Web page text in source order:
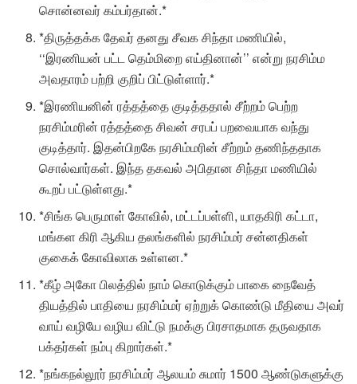
சொன்னவர் கம்பர்தான்.*
*திருத்தக்க தேவர் தனது சீவக சிந்தா மணியில்,
‘‘இரணியன் பட்ட தெம்மிறை எய்தினான்’’ என்று நரசிம்ம
அவதாரம் பற்றி குறிப் பிட்டுள்ளார்.*
*இரணியனின் ரத்தத்தை குடித்ததால் சீற்றம் பெற்ற
நரசிம்மரின் ரத்தத்தை சிவன் சரபப் பறவையாக வந்து
குடித்தார். இதன்பிறகே நரசிம்மரின் சீற்றம் தணிந்ததாக
சொல்வார்கள். இந்த தகவல் அபிதான சிந்தா மணியில்
கூறப் பட்டுள்ளது.*
*சிங்க பெருமாள் கோவில், மட்டப்பள்ளி, யாதகிரி கட்டா,
மங்கள கிரி ஆகிய தலங்களில் நரசிம்மர் சன்னதிகள்
குகைக் கோவிலாக உள்ளன.*
*கீழ் அகோ பிலத்தில் நாம் கொடுக்கும் பாகை நைவேத்
தியத்தில் பாதியை நரசிம்மர் ஏற்றுக் கொண்டு மீதியை அவர்
வாய் வழியே வழிய விட்டு நமக்கு பிரசாதமாக தருவதாக
பக்தர்கள் நம்பு கிறார்கள்.*
*நங்கநல்லூர் நரசிம்மர் ஆலயம் சுமார் 1500 ஆண்டுகளுக்கு